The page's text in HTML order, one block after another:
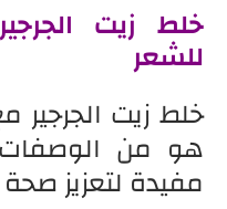
خلط زيت
للشعر
خلط زيت
هو من الوصفات
مفيدة لتعزيز